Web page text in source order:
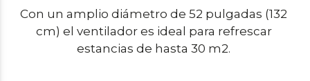
Con un amplio diámetro de 52 pulgadas (132
cm) el ventilador es ideal para refrescar
estancias de hasta 30 m2.